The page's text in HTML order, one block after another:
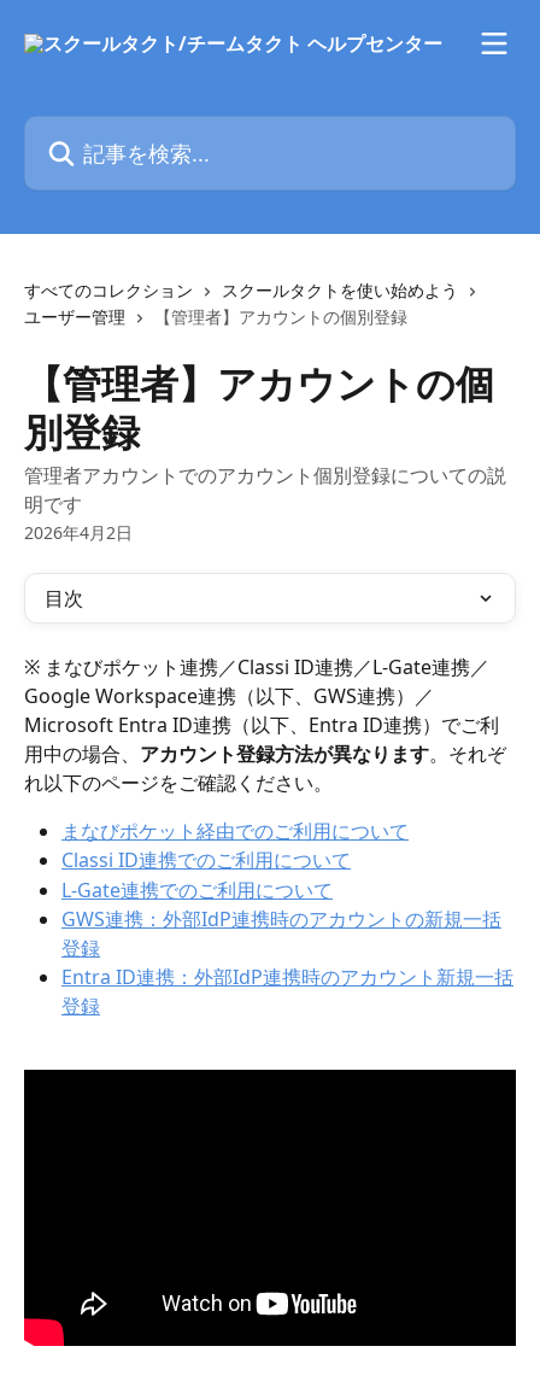
記事を検索...
すべてのコレクション
スクールタクトを使い始めよう
ユーザー管理
【管理者】アカウントの個別登録
【管理者】アカウントの個
別登録
管理者アカウントでのアカウント個別登録についての説
明です
2026年4月2日
目次
※ まなびポケット連携／Classi ID連携／L-Gate連携／
Google Workspace連携（以下、GWS連携）／
Microsoft Entra ID連携（以下、Entra ID連携）でご利
用中の場合、 アカウント登録方法が異なります。それぞ
れ以下のページをご確認ください。
まなびポケット経由でのご利用について
Classi ID連携でのご利用について
L-Gate連携でのご利用について
GWS連携：外部IdP連携時のアカウントの新規一括
登録
Entra ID連携：外部IdP連携時のアカウント新規一括
登録